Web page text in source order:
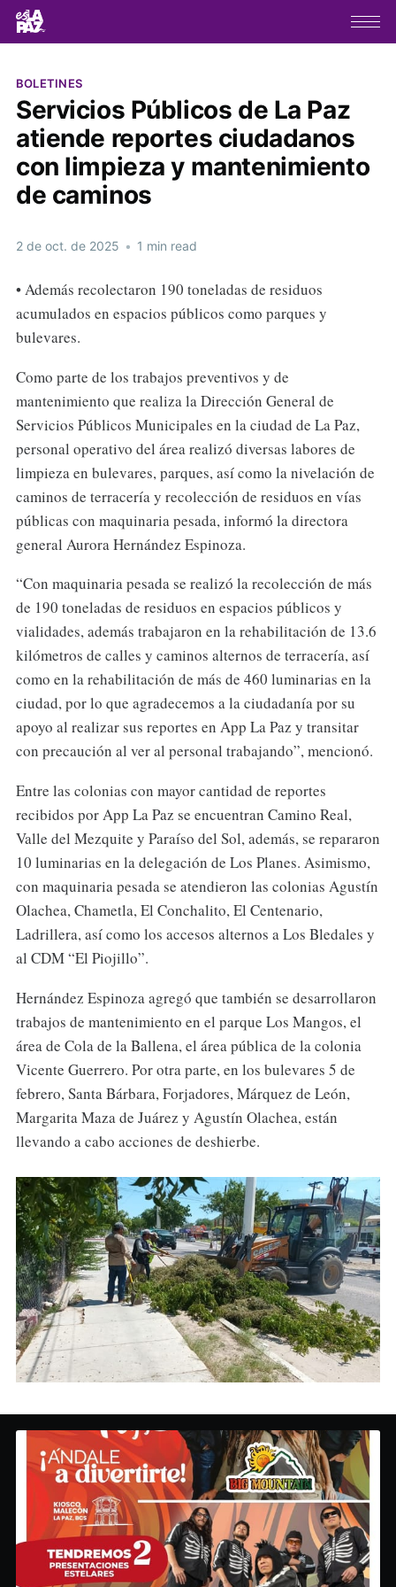
BOLETINES
Servicios Públicos de La Paz
atiende reportes ciudadanos
con limpieza y mantenimiento
de caminos
2 de oct. de 2025 • 1 min read
• Además recolectaron 190 toneladas de residuos
acumulados en espacios públicos como parques y
bulevares.
Como parte de los trabajos preventivos y de
mantenimiento que realiza la Dirección General de
Servicios Públicos Municipales en la ciudad de La Paz,
personal operativo del área realizó diversas labores de
limpieza en bulevares, parques, así como la nivelación de
caminos de terracería y recolección de residuos en vías
públicas con maquinaria pesada, informó la directora
general Aurora Hernández Espinoza.
“Con maquinaria pesada se realizó la recolección de más
de 190 toneladas de residuos en espacios públicos y
vialidades, además trabajaron en la rehabilitación de 13.6
kilómetros de calles y caminos alternos de terracería, así
como en la rehabilitación de más de 460 luminarias en la
ciudad, por lo que agradecemos a la ciudadanía por su
apoyo al realizar sus reportes en App La Paz y transitar
con precaución al ver al personal trabajando”, mencionó.
Entre las colonias con mayor cantidad de reportes
recibidos por App La Paz se encuentran Camino Real,
Valle del Mezquite y Paraíso del Sol, además, se repararon
10 luminarias en la delegación de Los Planes. Asimismo,
con maquinaria pesada se atendieron las colonias Agustín
Olachea, Chametla, El Conchalito, El Centenario,
Ladrillera, así como los accesos alternos a Los Bledales y
al CDM “El Piojillo”.
Hernández Espinoza agregó que también se desarrollaron
trabajos de mantenimiento en el parque Los Mangos, el
área de Cola de la Ballena, el área pública de la colonia
Vicente Guerrero. Por otra parte, en los bulevares 5 de
febrero, Santa Bárbara, Forjadores, Márquez de León,
Margarita Maza de Juárez y Agustín Olachea, están
llevando a cabo acciones de deshierbe.